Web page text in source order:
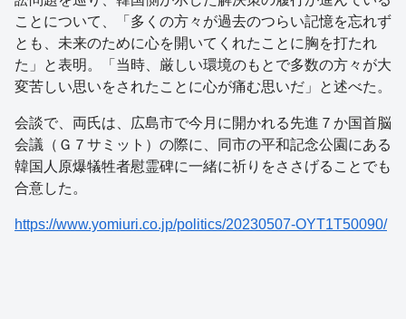
ことについて、「多くの方々が過去のつらい記憶を忘れず
とも、未来のために心を開いてくれたことに胸を打たれ
た」と表明。「当時、厳しい環境のもとで多数の方々が大
変苦しい思いをされたことに心が痛む思いだ」と述べた。
会談で、両氏は、広島市で今月に開かれる先進７か国首脳
会議（Ｇ７サミット）の際に、同市の平和記念公園にある
韓国人原爆犠牲者慰霊碑に一緒に祈りをささげることでも
合意した。
https://www.yomiuri.co.jp/politics/20230507-OYT1T50090/